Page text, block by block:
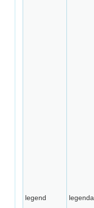
legend legenda